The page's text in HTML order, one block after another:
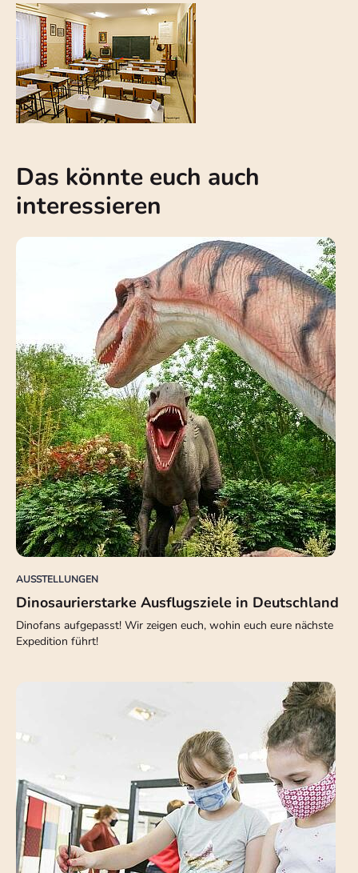
Das könnte euch auch
interessieren
AUSSTELLUNGEN
Dinosaurierstarke Ausflugsziele in Deutschland
Dinofans aufgepasst! Wir zeigen euch, wohin euch eure nächste
Expedition führt!